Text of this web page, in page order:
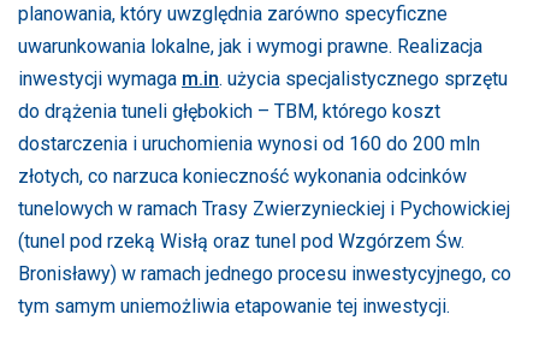
planowania, który uwzględnia zarówno specyficzne
uwarunkowania lokalne, jak i wymogi prawne. Realizacja
inwestycji wymaga m.in. użycia specjalistycznego sprzętu
do drążenia tuneli głębokich – TBM, którego koszt
dostarczenia i uruchomienia wynosi od 160 do 200 mln
złotych, co narzuca konieczność wykonania odcinków
tunelowych w ramach Trasy Zwierzynieckiej i Pychowickiej
(tunel pod rzeką Wisłą oraz tunel pod Wzgórzem Św.
Bronisławy) w ramach jednego procesu inwestycyjnego, co
tym samym uniemożliwia etapowanie tej inwestycji.